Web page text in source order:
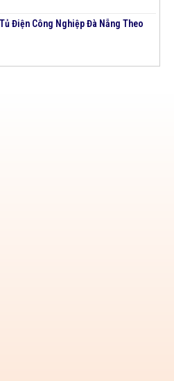
Điện Công Nghiệp Đà Nẵng Theo